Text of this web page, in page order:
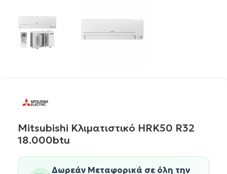
Mitsubishi Κλιματιστικό HRK50 R32
18.000btu
Δωρεάν Μεταφορικά σε όλη την